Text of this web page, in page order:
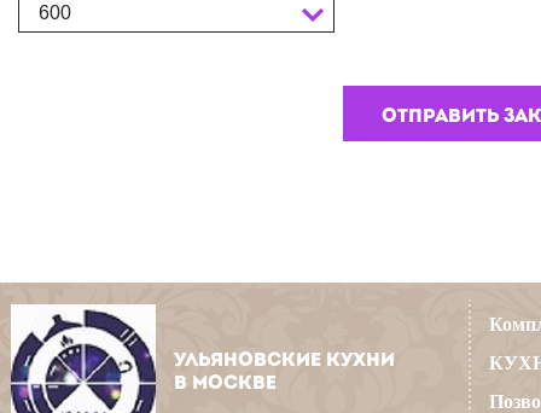
600
УЛЬЯНОВСКИЕ КУХНИ
В МОСКВЕ